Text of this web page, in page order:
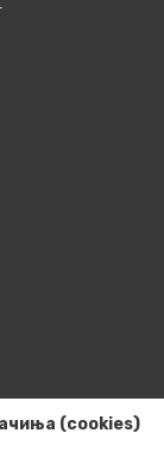
(cookies)